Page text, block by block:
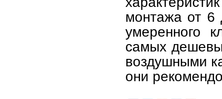
монтажа от 6
умеренного
самых
воздушными
они